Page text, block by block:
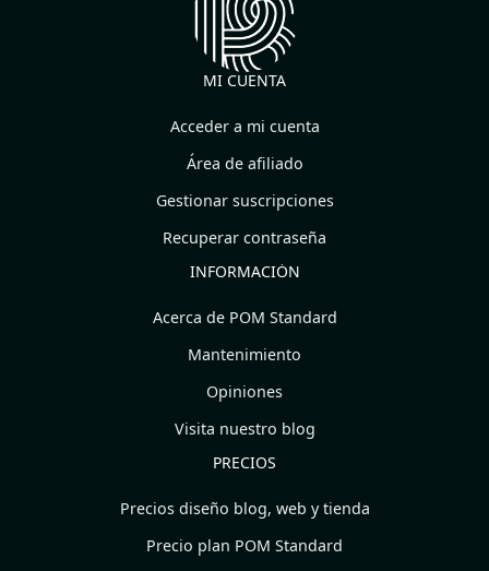
MI CUENTA
Acceder a mi cuenta
Área de afiliado
Gestionar suscripciones
Recuperar contraseña
INFORMACIÓN
Acerca de POM Standard
Mantenimiento
Opiniones
Visita nuestro blog
PRECIOS
Precios diseño blog, web y tienda
Precio plan POM Standard